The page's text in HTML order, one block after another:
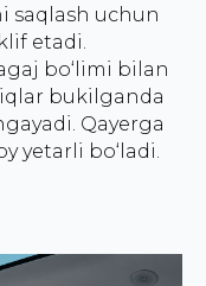
saqlash uchun
etadi.
bo‘limi bilan
bukilganda
Qayerga
yetarli bo‘ladi.